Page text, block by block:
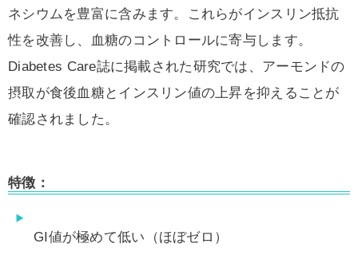
ネシウムを豊富に含みます。これらがインスリン抵抗
性を改善し、血糖のコントロールに寄与します。
Diabetes Care誌に掲載された研究では、アーモンドの
摂取が食後血糖とインスリン値の上昇を抑えることが
確認されました。
特徴：
GI値が極めて低い（ほぼゼロ）